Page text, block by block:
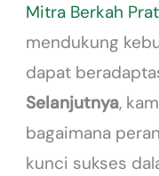
Mitra Berkah
mendukung
dapat
Selanjutnya,
bagaimana
kunci sukses